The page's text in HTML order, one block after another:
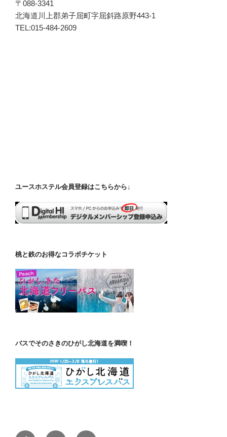
〒088-3341
北海道川上郡弟子屈町字屈斜路原野443-1
TEL:015-484-2609
ユースホステル会員登録はこちらから↓
桃と鉄のお得なコラボチケット
バスでそのさきのひがし北海道を満喫！